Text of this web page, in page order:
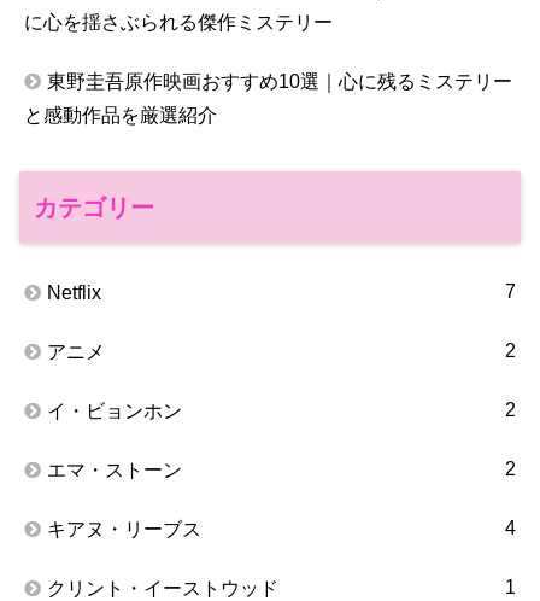
に心を揺さぶられる傑作ミステリー
東野圭吾原作映画おすすめ10選｜心に残るミステリー
と感動作品を厳選紹介
カテゴリー
Netflix 7
アニメ 2
イ・ビョンホン 2
エマ・ストーン 2
キアヌ・リーブス 4
クリント・イーストウッド 1